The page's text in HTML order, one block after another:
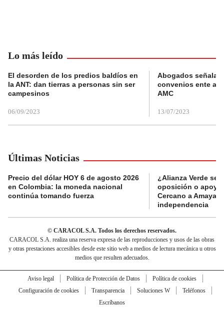
Lo más leído
El desorden de los predios baldíos en
la ANT: dan tierras a personas sin ser
campesinos
06/09/2023
Abogados
convenios ente
AMC
13/07/2023
Últimas Noticias
Precio del dólar HOY 6 de agosto 2026
en Colombia: la moneda nacional
continúa tomando fuerza
¿Alianza Verde se
oposición o apoya
Cercano a Amaya
independencia
© CARACOL S.A. Todos los derechos reservados.
CARACOL S.A. realiza una reserva expresa de las reproducciones y usos de las obras
y otras prestaciones accesibles desde este sitio web a medios de lectura mecánica u otros
medios que resulten adecuados.
Aviso legal Política de Protección de Datos
Política de cookies
Configuración de cookies
Transparencia Soluciones W
Teléfonos
Escríbanos